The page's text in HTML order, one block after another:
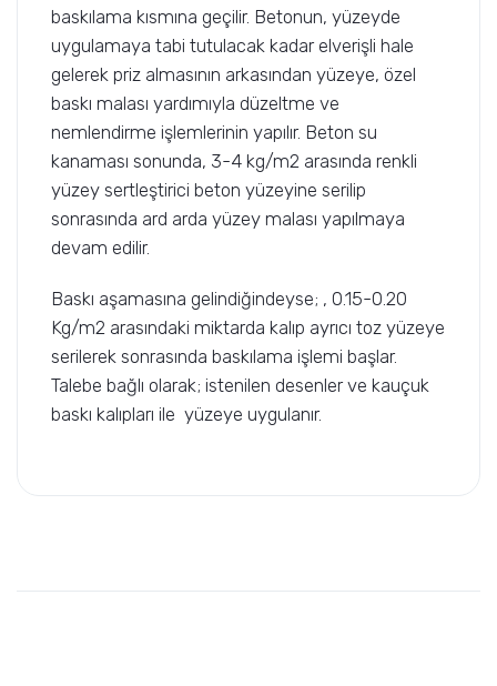
baskılama kısmına geçilir. Betonun, yüzeyde
uygulamaya tabi tutulacak kadar elverişli hale
gelerek priz almasının arkasından yüzeye, özel
baskı malası yardımıyla düzeltme ve
nemlendirme işlemlerinin yapılır. Beton su
kanaması sonunda, 3-4 kg/m2 arasında renkli
yüzey sertleştirici beton yüzeyine serilip
sonrasında ard arda yüzey malası yapılmaya
devam edilir.
Baskı aşamasına gelindiğindeyse; , 0.15-0.20
Kg/m2 arasındaki miktarda kalıp ayrıcı toz yüzeye
serilerek sonrasında baskılama işlemi başlar.
Talebe bağlı olarak; istenilen desenler ve kauçuk
baskı kalıpları ile yüzeye uygulanır.